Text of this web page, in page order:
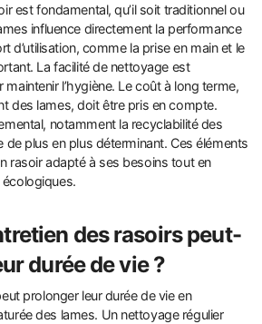
est fondamental, qu’il soit traditionnel ou
influence directement la performance
d’utilisation, comme la prise en main et le
La facilité de nettoyage est
l’hygiène. Le coût à long terme,
des lames, doit être pris en compte.
notamment la recyclabilité des
de plus en plus déterminant. Ces éléments
rasoir adapté à ses besoins tout en
des rasoirs peut-
durée de vie ?
prolonger leur durée de vie en
des lames. Un nettoyage régulier